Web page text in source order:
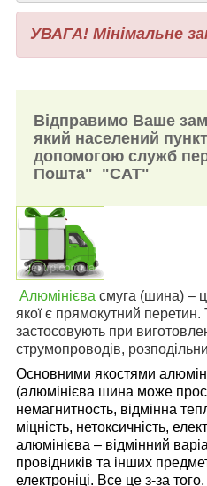
УВАГА! Мінімальне
Відправимо Ваше
який населений
допомогою служб
Пошта" "САТ"
Алюмінієва смуга (шина) –
якої є прямокутний перетин.
застосовують при
струмопроводів,
Основними якостями
(алюмінієва шина може
немагнитность, відмінна
міцність, нетоксичність,
алюмінієва – відмінний
провідників та інших
електроніці. Все це з-за